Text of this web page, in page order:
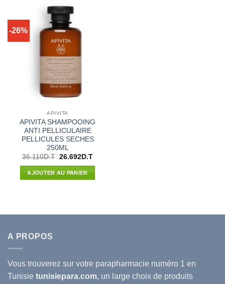
-26%
APIVITA
APIVITA SHAMPOOING
ANTI PELLICULAIRE
PELLICULES SECHES
250ML
36.110D.T Le
initial
était :
26.692 D.TLe
AJOUTER AU PANIER
A PROPOS
Vous trouverez sur votre parapharmacie numéro 1 en
Tunisie tunisiepara.com, un large choix de produits